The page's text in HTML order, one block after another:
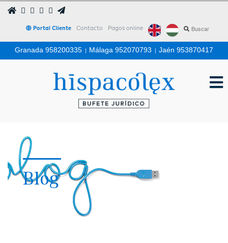
Portal Cliente Contacto Pagos online
Granada 958200335 | Málaga 952070793 | Jaén 953870417
Blog